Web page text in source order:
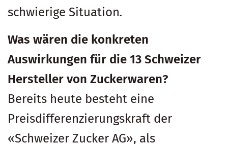
schwierige Situation.
Was wären die konkreten
Auswirkungen für die 13 Schweizer
Hersteller von Zuckerwaren?
Bereits heute besteht eine
Preisdifferenzierungskraft der
«Schweizer Zucker AG», als